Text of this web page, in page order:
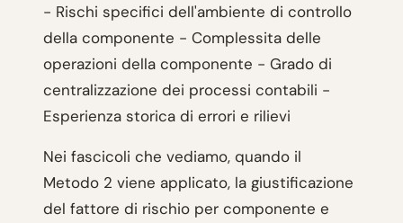
- Rischi specifici dell'ambiente di controllo
della componente - Complessita delle
operazioni della componente - Grado di
centralizzazione dei processi contabili -
Esperienza storica di errori e rilievi
Nei fascicoli che vediamo, quando il
Metodo 2 viene applicato, la giustificazione
del fattore di rischio per componente e